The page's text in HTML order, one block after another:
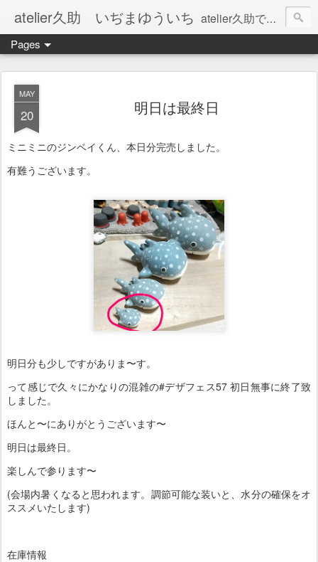
atelier久助 いぢまゆういち atelier久助では土と火から暖かなモノたちを生み出しています。 ご覧になられた方が和んで頂ければ幸いです。
Pages
MAY
20 明日は最終日
ミニミニのジンベイくん、本日分完売しました。
有難うございます。
明日分も少しですがありま〜す。
って感じで久々にかなりの混雑の#デザフェス57 初日無事に終了致
しました。
ほんと〜にありがとうございます〜
明日は最終日。
楽しんで参ります〜
(会場内暑くなると思われます。調節可能な装いと、水分の確保をオ
ススメいたします)
在庫情報